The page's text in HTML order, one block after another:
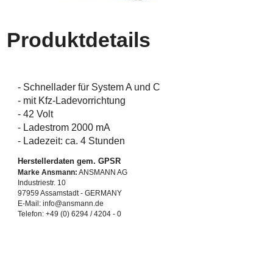
Produktdetails
- Schnellader für System A und C
- mit Kfz-Ladevorrichtung
- 42 Volt
- Ladestrom 2000 mA
- Ladezeit: ca. 4 Stunden
Herstellerdaten gem. GPSR
Marke Ansmann: ANSMANN AG
Industriestr. 10
97959 Assamstadt - GERMANY
E-Mail: info@ansmann.de‍
Telefon: +49 (0) 6294 / 4204 - 0‍